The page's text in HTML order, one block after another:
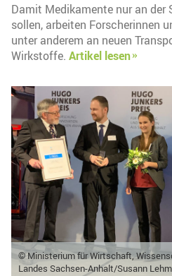
Damit Medikamente nur an der
sollen, arbeiten Forscherinnen
unter anderem an neuen
Wirkstoffe. Artikel lesen
© Ministerium für Wirtschaft,
Landes Sachsen-Anhalt/Susann